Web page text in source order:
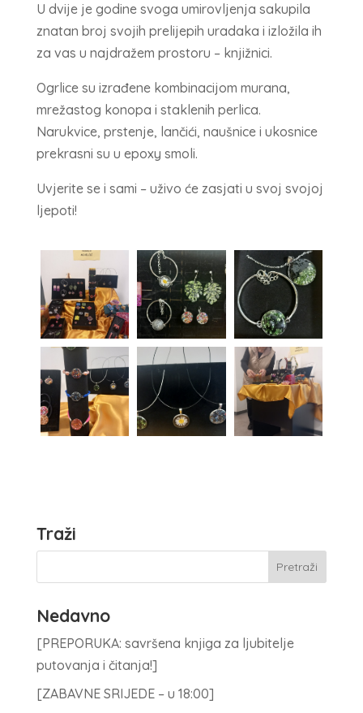
U dvije je godine svoga umirovljenja sakupila
znatan broj svojih prelijepih uradaka i izložila ih
za vas u najdražem prostoru – knjižnici.
Ogrlice su izrađene kombinacijom murana,
mrežastog konopa i staklenih perlica.
Narukvice, prstenje, lančići, naušnice i ukosnice
prekrasni su u epoxy smoli.
Uvjerite se i sami – uživo će zasjati u svoj svojoj
ljepoti!
Traži
Nedavno
[PREPORUKA: savršena knjiga za ljubitelje
putovanja i čitanja!]
[ZABAVNE SRIJEDE – u 18:00]